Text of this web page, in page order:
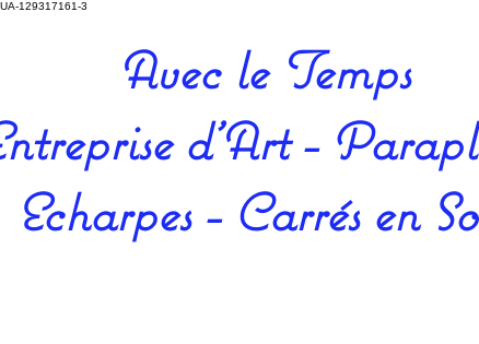
UA-129317161-3
Avec le Temps
d'Art -
Echarpes - Carrés en